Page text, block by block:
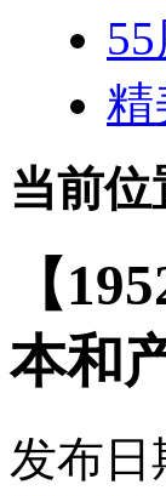
精
当前位
【
本和
发布日